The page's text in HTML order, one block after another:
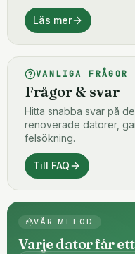
Läs mer
VANLIGA FRÅGOR
Frågor & svar
Hitta snabba svar på
renoverade datorer,
felsökning.
Till FAQ
VÅR METOD
Varje dator får ett